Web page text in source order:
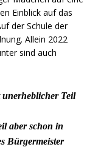
Einblick auf das
der Schule der
Allein 2022
sind auch
Teil
aber schon in
Bürgermeister